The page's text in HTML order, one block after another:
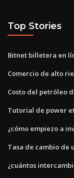
Top Stories
Bitnet billetera en
Comercio de alto
Costo del petróleo
Tutorial de power
¿cómo empiezo a
Tasa de cambio de
¿cuántos